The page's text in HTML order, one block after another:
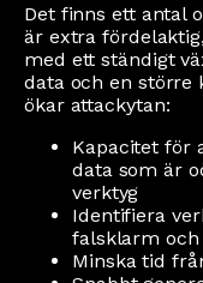
Det finns ett antal
är extra
med ett ständigt
data och en större
ökar attackytan:
Kapacitet för
data som är
verktyg
Identifiera
falsklarm
Minska tid